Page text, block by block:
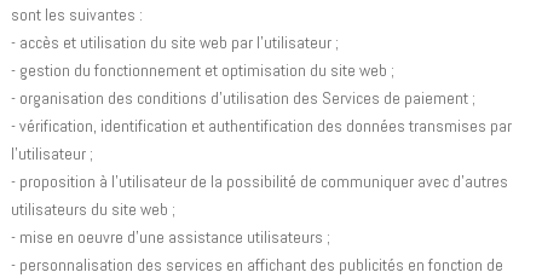
sont les suivantes :
- accès et utilisation du site web par l'utilisateur ;
- gestion du fonctionnement et optimisation du site web ;
- organisation des conditions d'utilisation des Services de paiement ;
- vérification, identification et authentification des données transmises par
l'utilisateur ;
- proposition à l'utilisateur de la possibilité de communiquer avec d'autres
utilisateurs du site web ;
- mise en oeuvre d'une assistance utilisateurs ;
- personnalisation des services en affichant des publicités en fonction de